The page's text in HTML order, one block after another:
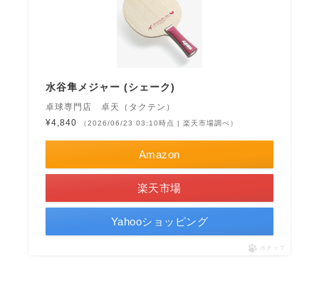
水谷隼メジャー (シェーク)
卓球専門店 卓天（タクテン）
¥4,840
（2026/06/23 03:10時点 | 楽天市場調べ）
Amazon
楽天市場
Yahooショッピング
ポチップ